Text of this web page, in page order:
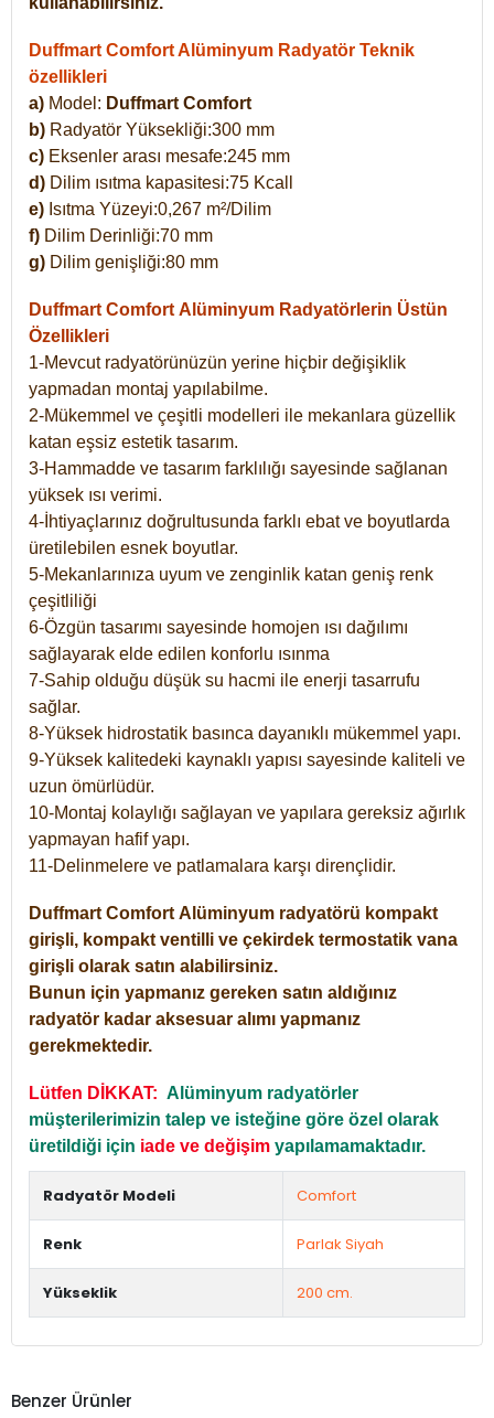
Duffmart Comfort Alüminyum Radyatör Teknik
özellikleri
a) Model: Duffmart Comfort
b) Radyatör Yüksekliği:300 mm
c) Eksenler arası mesafe:245 mm
d) Dilim ısıtma kapasitesi:75 Kcall
e) Isıtma Yüzeyi:0,267 m²/Dilim
f) Dilim Derinliği:70 mm
g) Dilim genişliği:80 mm
Duffmart Comfort Alüminyum Radyatörlerin Üstün
Özellikleri
1-Mevcut radyatörünüzün yerine hiçbir değişiklik
yapmadan montaj yapılabilme.
2-Mükemmel ve çeşitli modelleri ile mekanlara güzellik
katan eşsiz estetik tasarım.
3-Hammadde ve tasarım farklılığı sayesinde sağlanan
yüksek ısı verimi.
4-İhtiyaçlarınız doğrultusunda farklı ebat ve boyutlarda
üretilebilen esnek boyutlar.
5-Mekanlarınıza uyum ve zenginlik katan geniş renk
çeşitliliği
6-Özgün tasarımı sayesinde homojen ısı dağılımı
sağlayarak elde edilen konforlu ısınma
7-Sahip olduğu düşük su hacmi ile enerji tasarrufu
sağlar.
8-Yüksek hidrostatik basınca dayanıklı mükemmel yapı.
9-Yüksek kalitedeki kaynaklı yapısı sayesinde kaliteli ve
uzun ömürlüdür.
10-Montaj kolaylığı sağlayan ve yapılara gereksiz ağırlık
yapmayan hafif yapı.
11-Delinmelere ve patlamalara karşı dirençlidir.
Duffmart Comfort Alüminyum radyatörü kompakt
girişli, kompakt ventilli ve çekirdek termostatik vana
girişli olarak satın alabilirsiniz.
Bunun için yapmanız gereken satın aldığınız
radyatör kadar aksesuar alımı yapmanız
gerekmektedir.
Lütfen DİKKAT: Alüminyum radyatörler
müşterilerimizin talep ve isteğine göre özel olarak
üretildiği için iade ve değişim yapılamamaktadır.
Radyatör Modeli Comfort
Renk Parlak Siyah
Yükseklik 200 cm.
Benzer Ürünler